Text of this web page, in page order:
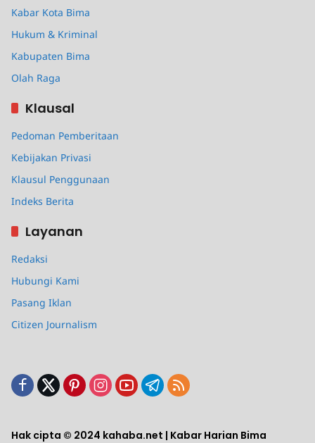
Kabar Kota Bima
Hukum & Kriminal
Kabupaten Bima
Olah Raga
Klausal
Pedoman Pemberitaan
Kebijakan Privasi
Klausul Penggunaan
Indeks Berita
Layanan
Redaksi
Hubungi Kami
Pasang Iklan
Citizen Journalism
Hak cipta © 2024 kahaba.net | Kabar Harian Bima